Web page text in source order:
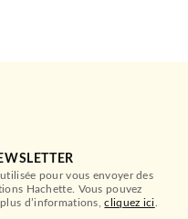
pour vous envoyer des
Hachette. Vous pouvez
d’informations,cliquez ici